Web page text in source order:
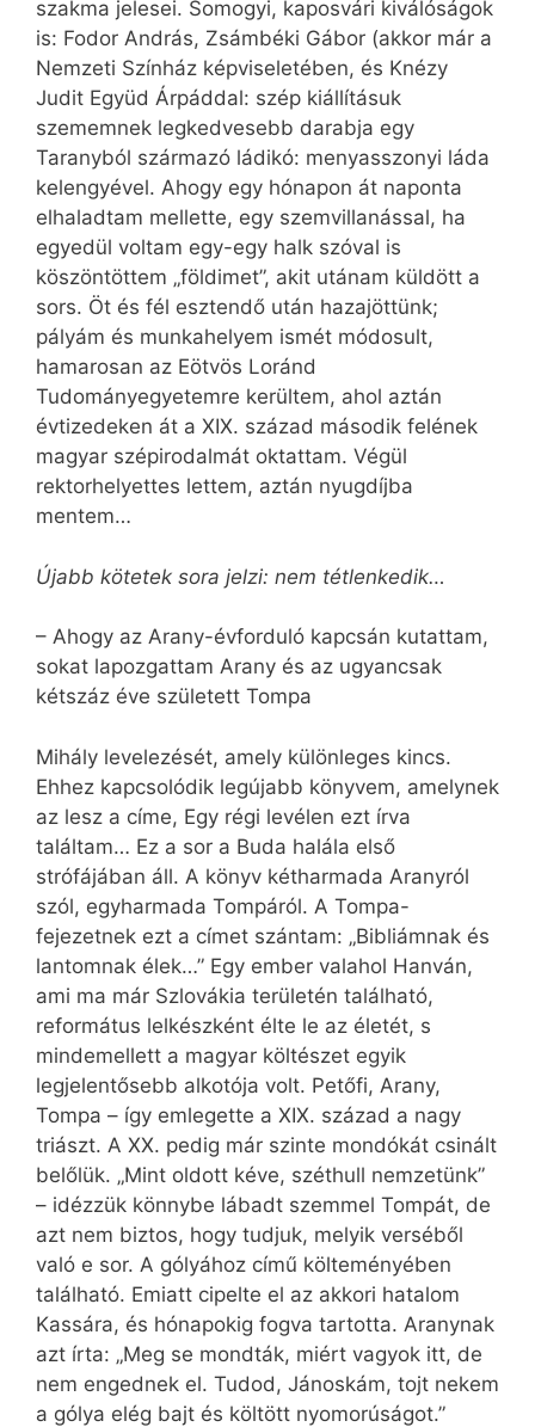
szakma jelesei. Somogyi, kaposvári kiválóságok
is: Fodor András, Zsámbéki Gábor (akkor már a
Nemzeti Színház képviseletében, és Knézy
Judit Együd Árpáddal: szép kiállításuk
szememnek legkedvesebb darabja egy
Taranyból származó ládikó: menyasszonyi láda
kelengyével. Ahogy egy hónapon át naponta
elhaladtam mellette, egy szemvillanással, ha
egyedül voltam egy-egy halk szóval is
köszöntöttem „földimet”, akit utánam küldött a
sors. Öt és fél esztendő után hazajöttünk;
pályám és munkahelyem ismét módosult,
hamarosan az Eötvös Loránd
Tudományegyetemre kerültem, ahol aztán
évtizedeken át a XIX. század második felének
magyar szépirodalmát oktattam. Végül
rektorhelyettes lettem, aztán nyugdíjba
mentem…
Újabb kötetek sora jelzi: nem tétlenkedik…
– Ahogy az Arany-évforduló kapcsán kutattam,
sokat lapozgattam Arany és az ugyancsak
kétszáz éve született Tompa
Mihály levelezését, amely különleges kincs.
Ehhez kapcsolódik legújabb könyvem, amelynek
az lesz a címe, Egy régi levélen ezt írva
találtam… Ez a sor a Buda halála első
strófájában áll. A könyv kétharmada Aranyról
szól, egyharmada Tompáról. A Tompa-
fejezetnek ezt a címet szántam: „Bibliámnak és
lantomnak élek…” Egy ember valahol Hanván,
ami ma már Szlovákia területén található,
református lelkészként élte le az életét, s
mindemellett a magyar költészet egyik
legjelentősebb alkotója volt. Petőfi, Arany,
Tompa – így emlegette a XIX. század a nagy
triászt. A XX. pedig már szinte mondókát csinált
belőlük. „Mint oldott kéve, széthull nemzetünk”
– idézzük könnybe lábadt szemmel Tompát, de
azt nem biztos, hogy tudjuk, melyik verséből
való e sor. A gólyához című költeményében
található. Emiatt cipelte el az akkori hatalom
Kassára, és hónapokig fogva tartotta. Aranynak
azt írta: „Meg se mondták, miért vagyok itt, de
nem engednek el. Tudod, Jánoskám, tojt nekem
a gólya elég bajt és költött nyomorúságot.”